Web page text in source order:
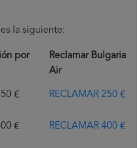
la siguiente:
por
Reclamar Bulgaria
Air
€ RECLAMAR 250 €
€ RECLAMAR 400 €